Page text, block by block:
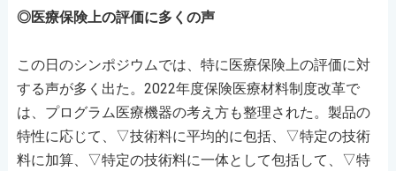
◎医療保険上の評価に多くの声
この日のシンポジウムでは、特に医療保険上の評価に対
する声が多く出た。2022年度保険医療材料制度改革で
は、プログラム医療機器の考え方も整理された。製品の
特性に応じて、▽技術料に平均的に包括、▽特定の技術
料に加算、▽特定の技術料に一体として包括して、▽特